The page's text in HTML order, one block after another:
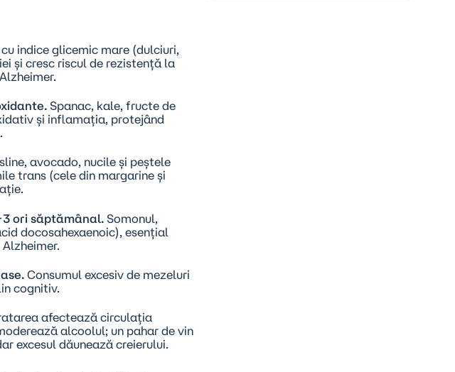
indice glicemic mare (dulciuri,
și cresc riscul de rezistență la
Spanac, kale, fructe de
și inflamația, protejând
avocado, nucile și peștele
trans (cele din margarine și
ori săptămânal.Somonul,
docosahexaenoic), esențial
Consumul excesiv de mezeluri
cognitiv.
afectează circulația
alcoolul; un pahar de vin
excesul dăunează creierului.